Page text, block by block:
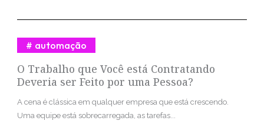
O Trabalho que Você está Contratando
Deveria ser Feito por uma Pessoa?
automação
A cena é clássica em qualquer empresa que está crescendo.
Uma equipe está sobrecarregada, as tarefas...